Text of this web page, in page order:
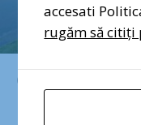
accesati
rugăm să citiți